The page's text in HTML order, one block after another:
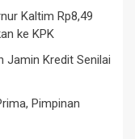
Kaltim Rp8,49
ke KPK
Jamin Kredit Senilai
Pimpinan